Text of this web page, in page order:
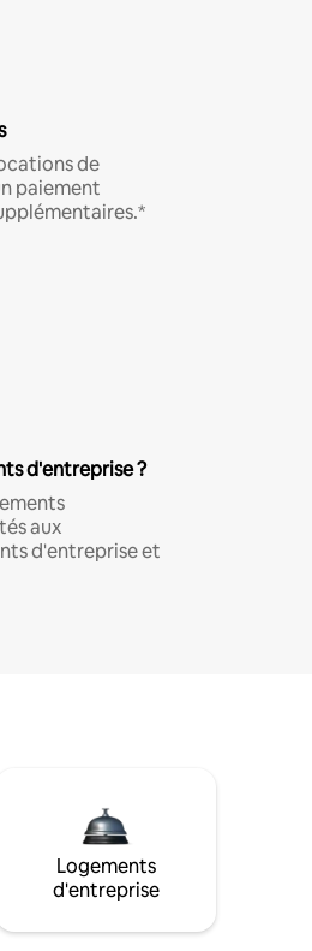
de
paiement
d'entreprise ?
aux
d'entreprise et
Logements
d'entreprise